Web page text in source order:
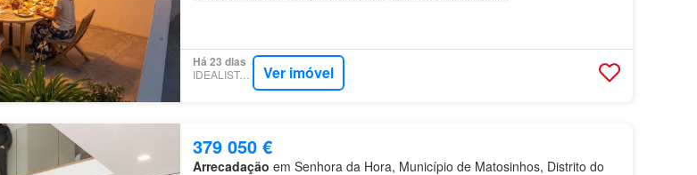
Há 23 dias
IDEALISTA.PT Ver imóvel
379 050 €
Arrecadação em Senhora da Hora, Município de Matosinhos, Distrito do